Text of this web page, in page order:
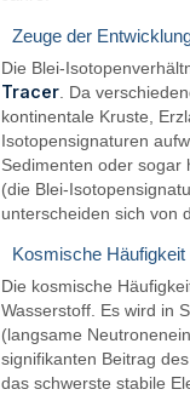
Zeuge der
Die Blei-
Tracer . Da
kontinentale Kruste,
Isotopensignaturen
Sedimenten oder sogar
(die Blei-
unterscheiden sich von
Kosmische
Die kosmische
Wasserstoff. Es wird in
(langsame
signifikanten Beitrag des
das schwerste stabile